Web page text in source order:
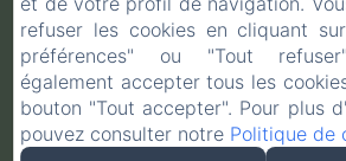
Contact
Infos Covid-19
refuser les cookies en cliquant
préférences" ou "Tout
également accepter tous les
bouton "Tout accepter". Pour plus
pouvez consulter notre Politique de